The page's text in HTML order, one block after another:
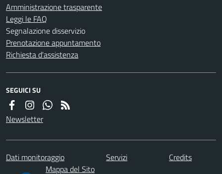
Amministrazione trasparente
Leggi le FAQ
Segnalazione disservizio
Prenotazione appuntamento
Richiesta d'assistenza
SEGUICI SU
Newsletter
Dati monitoraggio Servizi
Credits
Mappa del Sito